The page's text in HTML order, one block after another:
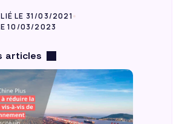
LE 31/03/2021
10/03/2023
articles